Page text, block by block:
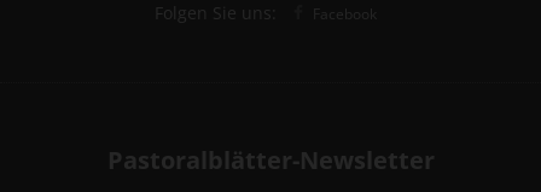
Folgen Sie uns: Facebook
Pastoralblätter-Newsletter